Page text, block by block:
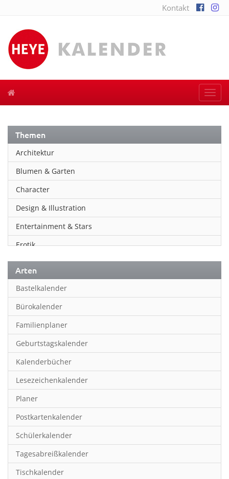
Kontakt
Themen
Architektur
Blumen & Garten
Character
Design & Illustration
Entertainment & Stars
Erotik
Essen & Trinken
Familienplaner
Fantasy
Film
Fotokunst
Frauen
Fußball
Geburtstagskalender
Hobby & Basteln
Humor & Cartoon
Inpiration & Entspannung
Inspiration & Entspannung
Arten
Bastelkalender
Bürokalender
Familienplaner
Geburtstagskalender
Kalenderbücher
Lesezeichenkalender
Planer
Postkartenkalender
Schülerkalender
Tagesabreißkalender
Tischkalender